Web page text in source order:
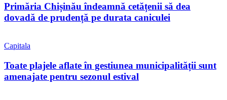
Primăria Chișinău îndeamnă cetățenii să dea
dovadă de prudență pe durata caniculei
Capitala
Toate plajele aflate în gestiunea municipalității sunt
amenajate pentru sezonul estival